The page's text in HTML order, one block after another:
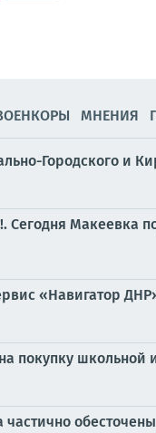
МНЕНИЯ
Городского и
Сегодня Макеевка
«Навигатор
покупку школьной
обесточены